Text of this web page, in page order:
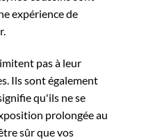
expérience de
pas à leur
Ils sont également
qu'ils ne se
prolongée au
sûr que vos